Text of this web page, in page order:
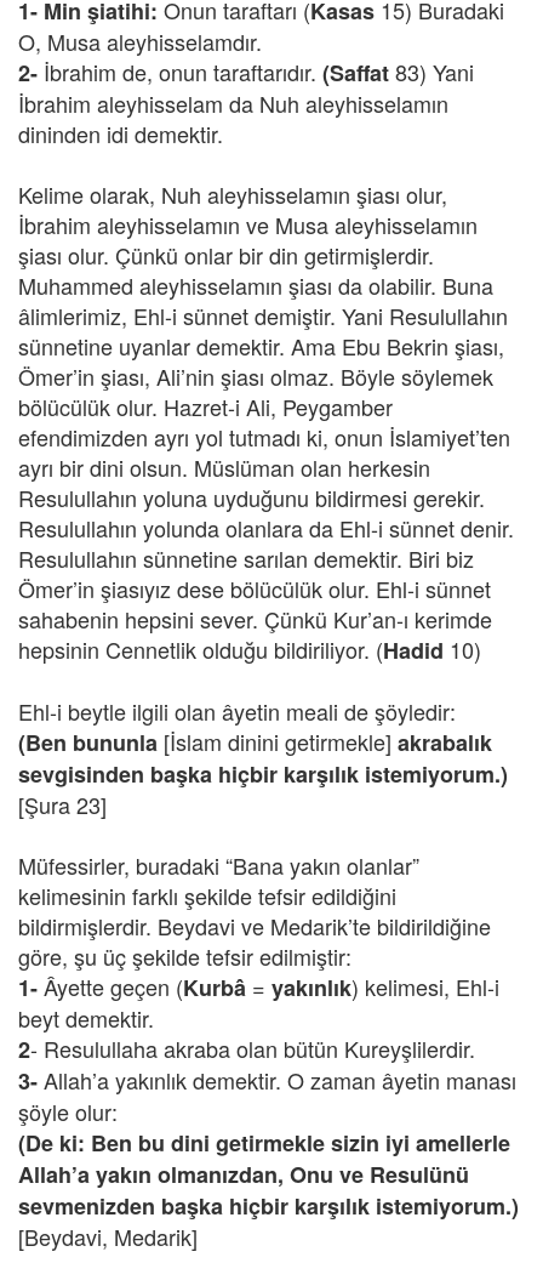
1- Min şiatihi: Onun taraftarı (Kasas 15) Buradaki
O, Musa aleyhisselamdır.
2- İbrahim de, onun taraftarıdır. (Saffat83) Yani
İbrahim aleyhisselam da Nuh aleyhisselamın
dininden idi demektir.
Kelime olarak, Nuh aleyhisselamın şiası olur,
İbrahim aleyhisselamın ve Musa aleyhisselamın
şiası olur. Çünkü onlar bir din getirmişlerdir.
Muhammed aleyhisselamın şiası da olabilir. Buna
âlimlerimiz, Ehl-i sünnet demiştir. Yani Resulullahın
sünnetine uyanlar demektir. Ama Ebu Bekrin şiası,
Ömer’in şiası, Ali’nin şiası olmaz. Böyle söylemek
bölücülük olur. Hazret-i Ali, Peygamber
efendimizden ayrı yol tutmadı ki, onun İslamiyet’ten
ayrı bir dini olsun. Müslüman olan herkesin
Resulullahın yoluna uyduğunu bildirmesi gerekir.
Resulullahın yolunda olanlara da Ehl-i sünnet denir.
Resulullahın sünnetine sarılan demektir. Biri biz
Ömer’in şiasıyız dese bölücülük olur. Ehl-i sünnet
sahabenin hepsini sever. Çünkü Kur’an-ı kerimde
hepsinin Cennetlik olduğu bildiriliyor. (Hadid 10)
Ehl-i beytle ilgili olan âyetin meali de şöyledir:
(Ben bununla [İslam dinini getirmekle] akrabalık
sevgisinden başka hiçbir karşılık istemiyorum.)
[Şura 23]
Müfessirler, buradaki “Bana yakın olanlar”
kelimesinin farklı şekilde tefsir edildiğini
bildirmişlerdir. Beydavi ve Medarik’te bildirildiğine
göre, şu üç şekilde tefsir edilmiştir:
1-Âyette geçen (Kurbâ = yakınlık) kelimesi, Ehl-i
beyt demektir.
2- Resulullaha akraba olan bütün Kureyşlilerdir.
3-Allah’a yakınlık demektir. O zaman âyetin manası
şöyle olur:
(De ki: Ben bu dini getirmekle sizin iyi amellerle
Allah’a yakın olmanızdan, Onu ve Resulünü
sevmenizden başka hiçbir karşılık istemiyorum.)
[Beydavi, Medarik]